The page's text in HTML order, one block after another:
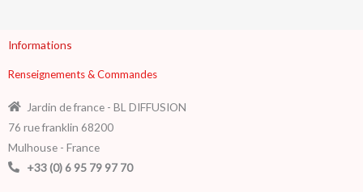
Informations
Renseignements & Commandes
Jardin de france - BL DIFFUSION
76 rue franklin 68200
Mulhouse - France
+33 (0) 6 95 79 97 70